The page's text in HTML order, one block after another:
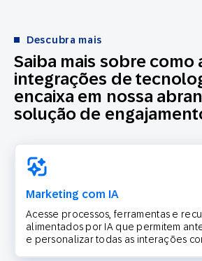
Saiba mais sobre como
integrações de
encaixa em nossa
solução de
Descubra mais
Marketing com IA
Acesse processos, ferramentas e
alimentados por IA que permitem
e personalizar todas as interações